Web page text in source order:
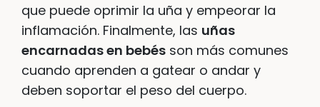
que puede oprimir la uña y empeorar la
inflamación. Finalmente, las uñas
encarnadas en bebés son más comunes
cuando aprenden a gatear o andar y
deben soportar el peso del cuerpo.